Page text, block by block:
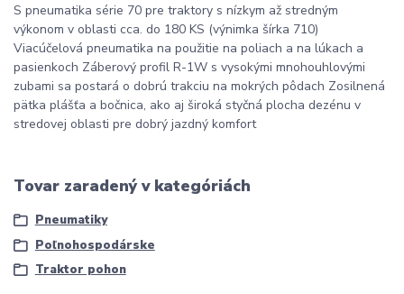
S pneumatika série 70 pre traktory s nízkym až stredným
výkonom v oblasti cca. do 180 KS (výnimka šírka 710)
Viacúčelová pneumatika na použitie na poliach a na lúkach a
pasienkoch Záberový profil R-1W s vysokými mnohouhlovými
zubami sa postará o dobrú trakciu na mokrých pôdach Zosilnená
pätka plášťa a bočnica, ako aj široká styčná plocha dezénu v
stredovej oblasti pre dobrý jazdný komfort
Tovar zaradený v kategóriách
Pneumatiky
Poľnohospodárske
Traktor pohon